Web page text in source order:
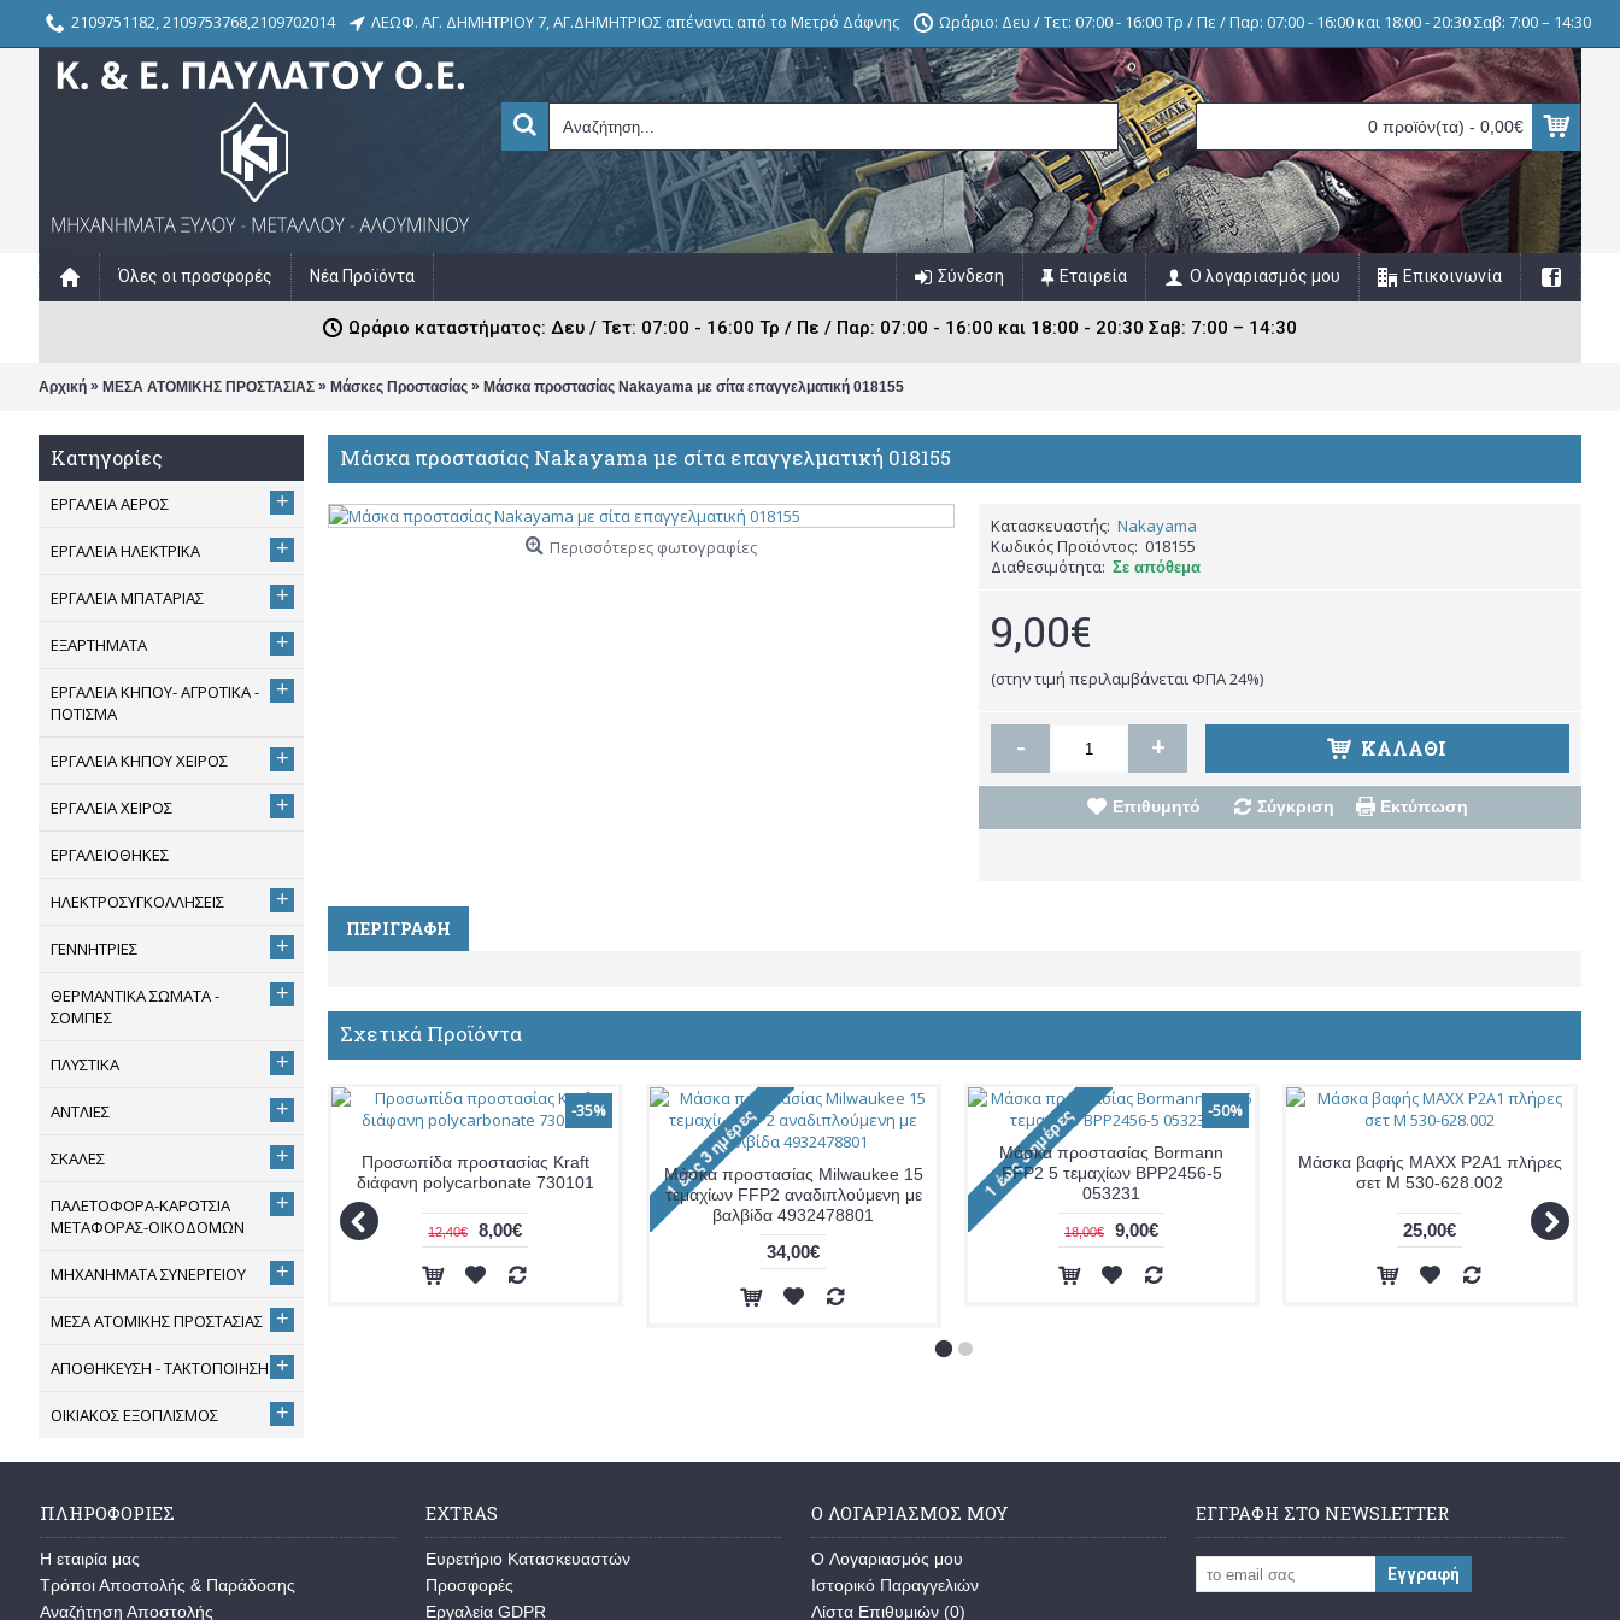
2109751182, 2109753768,2109702014 ΛΕΩΦ. ΑΓ. ΔΗΜΗΤΡΙΟΥ 7, ΑΓ.ΔΗΜΗΤΡΙΟΣ απέναντι από το Μετρό Δάφνης Ωράριο: Δευ / Τετ: 07:00 - 16:00 Τρ / Πε / Παρ: 07:00 - 16:00 και 18:00 - 20:30 Σαβ: 7:00 – 14:30
0 προϊόν(τα) - 0,00€
Όλες οι προσφορές Νέα Προϊόντα Επικοινωνία
Ο λογαριασμός μου
Εταιρεία
Σύνδεση
Ωράριο καταστήματος: Δευ / Τετ: 07:00 - 16:00 Τρ / Πε / Παρ: 07:00 - 16:00 και 18:00 - 20:30 Σαβ: 7:00 – 14:30
Αρχική » ΜΕΣΑ ΑΤΟΜΙΚΗΣ ΠΡΟΣΤΑΣΙΑΣ » Μάσκες Προστασίας » Μάσκα προστασίας Nakayama με σίτα επαγγελματική 018155
Κατηγορίες
ΕΡΓΑΛΕΙΑ ΑΕΡΟΣ +
ΕΡΓΑΛΕΙΑ ΗΛΕΚΤΡΙΚΑ +
ΕΡΓΑΛΕΙΑ ΜΠΑΤΑΡΙΑΣ +
ΕΞΑΡΤΗΜΑΤΑ +
ΕΡΓΑΛΕΙΑ ΚΗΠΟΥ- ΑΓΡΟΤΙΚΑ -
ΠΟΤΙΣΜΑ
+
ΕΡΓΑΛΕΙΑ ΚΗΠΟΥ ΧΕΙΡΟΣ +
ΕΡΓΑΛΕΙΑ ΧΕΙΡΟΣ +
ΕΡΓΑΛΕΙΟΘΗΚΕΣ
ΗΛΕΚΤΡΟΣΥΓΚΟΛΛΗΣΕΙΣ +
ΓΕΝΝΗΤΡΙΕΣ +
ΘΕΡΜΑΝΤΙΚΑ ΣΩΜΑΤΑ -
ΣΟΜΠΕΣ
+
ΠΛΥΣΤΙΚΑ +
ΑΝΤΛΙΕΣ +
ΣΚΑΛΕΣ +
ΠΑΛΕΤΟΦΟΡΑ-ΚΑΡΟΤΣΙΑ
ΜΕΤΑΦΟΡΑΣ-ΟΙΚΟΔΟΜΩΝ
+
ΜΗΧΑΝΗΜΑΤΑ ΣΥΝΕΡΓΕΙΟΥ +
ΜΕΣΑ ΑΤΟΜΙΚΗΣ ΠΡΟΣΤΑΣΙΑΣ +
ΑΠΟΘΗΚΕΥΣΗ - ΤΑΚΤΟΠΟΙΗΣΗ +
ΟΙΚΙΑΚΟΣ ΕΞΟΠΛΙΣΜΟΣ +
Μάσκα προστασίας Nakayama με σίτα επαγγελματική 018155
Περισσότερες φωτογραφίες
Κατασκευαστής: Nakayama
Κωδικός Προϊόντος: 018155
Διαθεσιμότητα: Σε απόθεμα
9,00€
(στην τιμή περιλαμβάνεται ΦΠΑ 24%)
- + ΚΑΛΆΘΙ
Επιθυμητό Σύγκριση Εκτύπωση
ΠΕΡΙΓΡΑΦΉ
Σχετικά Προϊόντα
-35%
Προσωπίδα προστασίας Kraft
διάφανη polycarbonate 730101
12,40€ 8,00€
Mάσκα προστασίας Milwaukee 15
τεμαχίων FFP2 αναδιπλούμενη με
βαλβίδα 4932478801
34,00€
-50%
Μάσκα προστασίας Bormann
FFP2 5 τεμαχίων BPP2456-5
053231
18,00€ 9,00€
Μάσκα βαφής ΜΑΧΧ P2A1 πλήρες
σετ M 530-628.002
25,00€
ΠΛΗΡΟΦΟΡΊΕΣ
Η εταιρία μας
Τρόποι Αποστολής & Παράδοσης
Αναζήτηση Αποστολής
EXTRAS
Ευρετήριο Κατασκευαστών
Προσφορές
Εργαλεία GDPR
Ο ΛΟΓΑΡΙΑΣΜΌΣ ΜΟΥ
O Λογαριασμός μου
Ιστορικό Παραγγελιών
Λίστα Επιθυμιών (0)
ΕΓΓΡΑΦΉ ΣΤΟ NEWSLETTER
Εγγραφή